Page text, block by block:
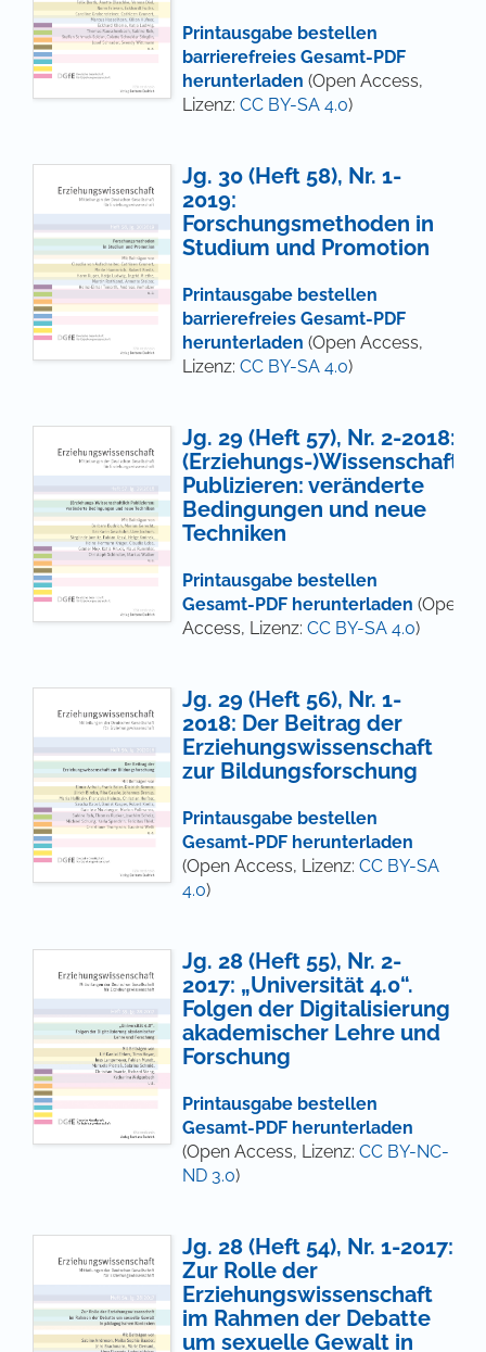
Printausgabe bestellen
barrierefreies Gesamt-PDF
herunterladen (Open Access,
Lizenz: CC BY-SA 4.0)
Jg. 30 (Heft 58), Nr. 1-
2019:
Forschungsmethoden in
Studium und Promotion
Printausgabe bestellen
barrierefreies Gesamt-PDF
herunterladen (Open Access,
Lizenz: CC BY-SA 4.0)
Jg. 29 (Heft 57), Nr. 2-2018:
(Erziehungs-
Publizieren: veränderte
Bedingungen und neue
Techniken
Printausgabe bestellen
Gesamt-PDF herunterladen (Open
Access, Lizenz: CC BY-SA 4.0)
Jg. 29 (Heft 56), Nr. 1-
2018: Der Beitrag der
Erziehungswissenschaft
zur Bildungsforschung
Printausgabe bestellen
Gesamt-PDF herunterladen
(Open Access, Lizenz: CC BY-SA
4.0)
Jg. 28 (Heft 55), Nr. 2-
2017: „Universität 4.0“.
Folgen der Digitalisierung
akademischer Lehre und
Forschung
Printausgabe bestellen
Gesamt-PDF herunterladen
(Open Access, Lizenz: CC BY-NC-
ND 3.0)
Jg. 28 (Heft 54), Nr. 1-2017:
Zur Rolle der
Erziehungswissenschaft
im Rahmen der Debatte
um sexuelle Gewalt in